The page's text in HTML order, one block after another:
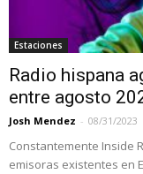
Estaciones
Radio hispana
entre agosto
Josh Mendez - 08/31/2023
Constantemente Inside
emisoras existentes en